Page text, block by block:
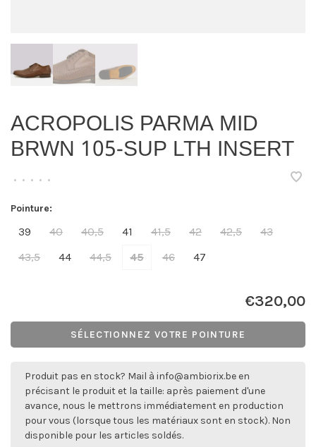
ACROPOLIS PARMA MID
BRWN 105-SUP LTH INSERT
• • • • •
Pointure:
39 40 40,5 41 41,5 42 42,5
43
43,5
44 44,5 45 46 47
€320,00
SÉLECTIONNEZ VOTRE POINTURE
Produit pas en stock? Mail à info@ambiorix.be en
précisant le produit et la taille: après paiement d'une
avance, nous le mettrons immédiatement en production
pour vous (lorsque tous les matériaux sont en stock). Non
disponible pour les articles soldés.